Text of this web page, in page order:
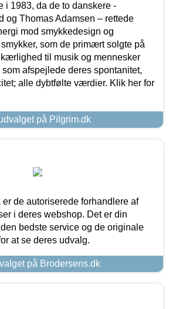
i 1983, da de to danskere -
og Thomas Adamsen – rettede
mod smykkedesign og
som de primært solgte på
til musik og mennesker
afspejlede deres spontanitet,
alle dybtfølte værdier. Klik her for
på Pilgrim.dk
de autoriserede forhandlere af
i deres webshop. Det er din
bedste service og de originale
at se deres udvalg.
på Brodersens.dk